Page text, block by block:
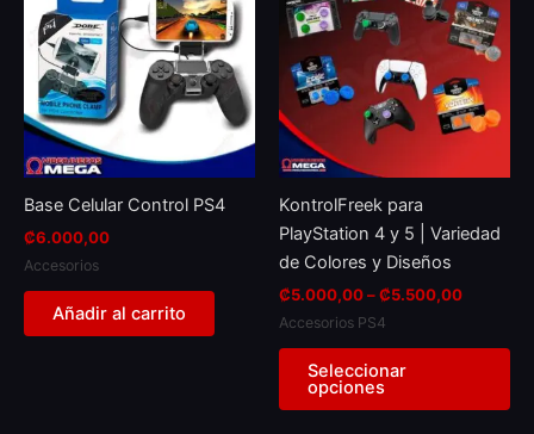
Base Celular Control PS4
₡6.000,00
Accesorios
Añadir al carrito
KontrolFreek para
PlayStation 4 y 5 | Variedad
de Colores y Diseños
₡5.000,00–₡5.500,00
a
Accesorios PS4
Seleccionar
opciones